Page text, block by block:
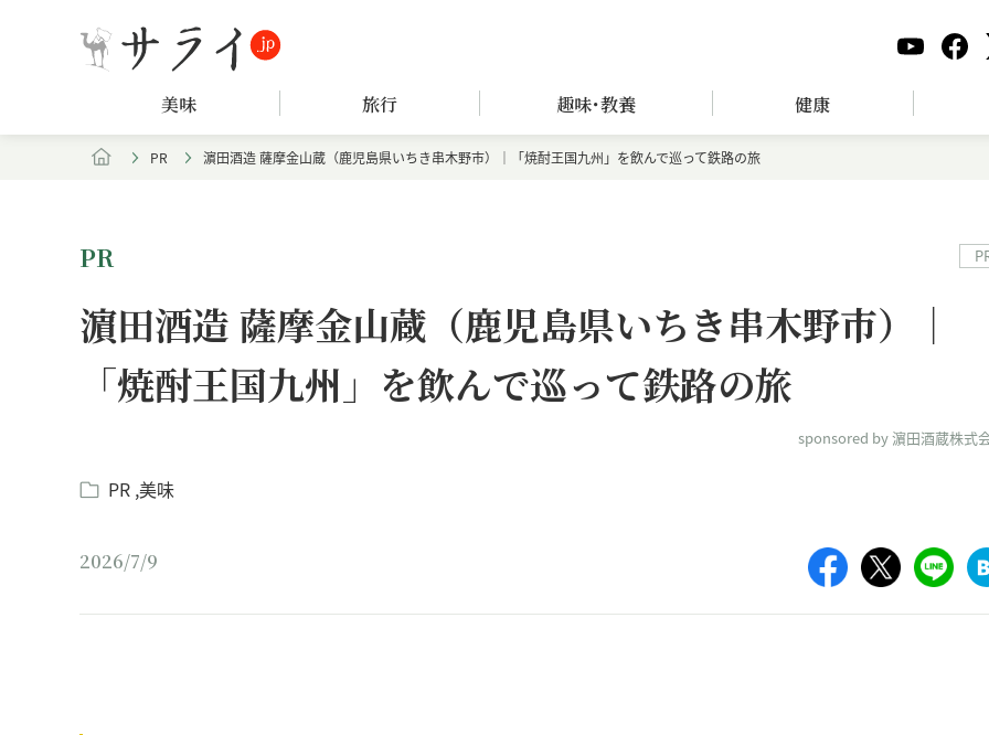
美味 旅行 趣味･教養 健康
PR 濵田酒造 薩摩金山蔵（鹿児島県いちき串木野市）｜「焼酎王国九州」を飲んで巡って鉄路の旅
PR
濵田酒造 薩摩金山蔵（鹿児島県いちき串木野市）｜
「焼酎王国九州」を飲んで巡って鉄路の旅
sponsored by 濵田酒蔵株式
PR 美味
2026/7/9